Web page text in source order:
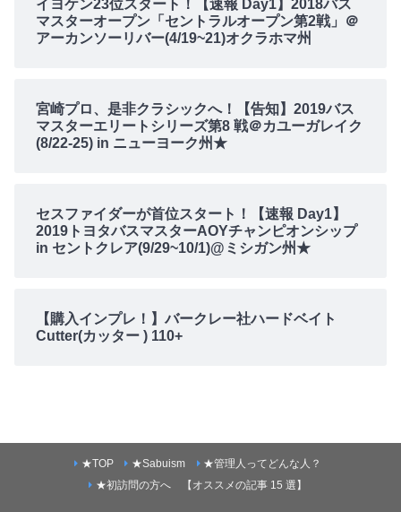
イヨケン23位スタート！【速報 Day1】2018バス
マスターオープン「セントラルオープン第2戦」＠
アーカンソーリバー(4/19~21)オクラホマ州
宮崎プロ、是非クラシックへ！【告知】2019バス
マスターエリートシリーズ第8 戦＠カユーガレイク
(8/22-25) in ニューヨーク州★
セスファイダーが首位スタート！【速報 Day1】
2019トヨタバスマスターAOYチャンピオンシップ
in セントクレア(9/29~10/1)@ミシガン州★
【購入インプレ！】バークレー社ハードベイト
Cutter(カッター ) 110+
★TOP ★Sabuism
★管理人ってどんな人？
★初訪問の方へ 【オススメの記事 15 選】